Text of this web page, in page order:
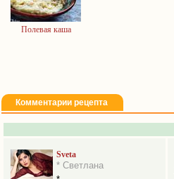
Полевая каша
Комментарии рецепта
Sveta
* Светлана